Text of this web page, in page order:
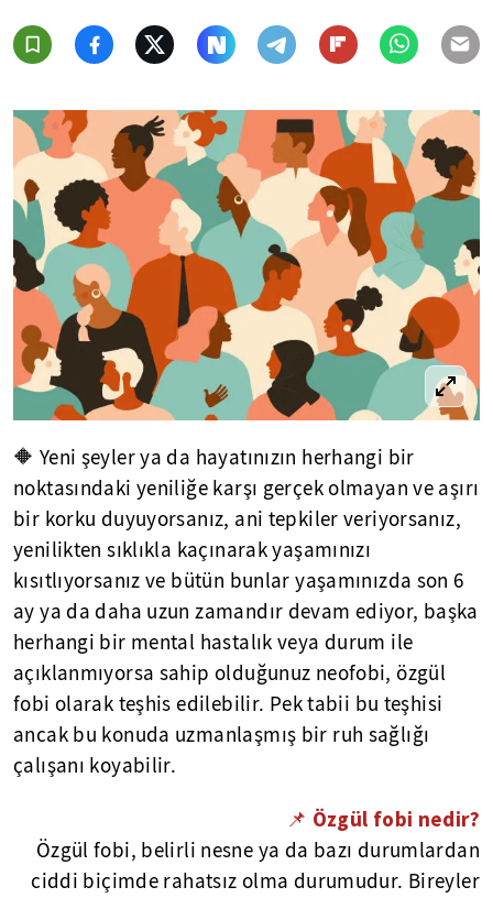
🔶 Yeni şeyler ya da hayatınızın herhangi bir
noktasındaki yeniliğe karşı gerçek olmayan ve aşırı
bir korku duyuyorsanız, ani tepkiler veriyorsanız,
yenilikten sıklıkla kaçınarak yaşamınızı
kısıtlıyorsanız ve bütün bunlar yaşamınızda son 6
ay ya da daha uzun zamandır devam ediyor, başka
herhangi bir mental hastalık veya durum ile
açıklanmıyorsa sahip olduğunuz neofobi, özgül
fobi olarak teşhis edilebilir. Pek tabii bu teşhisi
ancak bu konuda uzmanlaşmış bir ruh sağlığı
çalışanı koyabilir.
📌 Özgül fobi nedir?
Özgül fobi, belirli nesne ya da bazı durumlardan
ciddi biçimde rahatsız olma durumudur. Bireyler